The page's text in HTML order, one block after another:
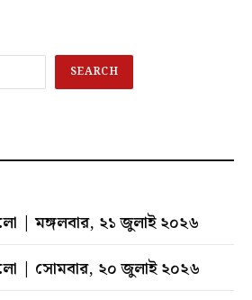
SEARCH
| মঙ্গলবার, ২১ জুলাই ২০২৬
| সোমবার, ২০ জুলাই ২০২৬